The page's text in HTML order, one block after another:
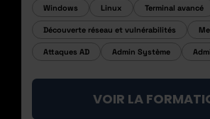
Windows Linux Terminal avancé
Découverte réseau et vulnérabilités
Attaques AD Admin Système
VOIR LA